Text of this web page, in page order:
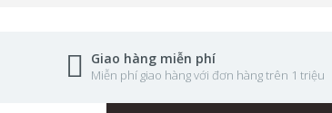
Giao hàng miễn phí
Miễn phí giao hàng với đơn hàng trên 1 triệu